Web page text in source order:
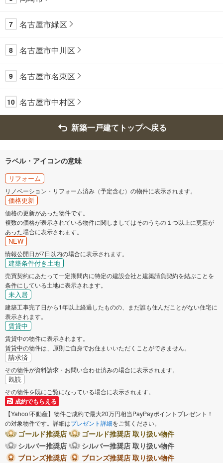
7 名古屋市緑区
8 名古屋市中川区
9 名古屋市名東区
10 名古屋市中村区
新築一戸建てトップへ戻る
ラベル・アイコンの意味
リフォーム
リノベーション・リフォーム済み（予定含む）の物件に表示されます。
価格更新
価格の更新があった物件です。
複数の価格が表示されている物件に関しましてはそのうちの１つ以上に更新が
あった場合に表示されます。
NEW
情報公開日が7日以内の場合に表示されます。
建築条件付き土地
売買契約にあたって一定期間内に特定の建設会社と建築請負契約を結ぶことを
条件にしている土地に表示されます。
未入居
建築工事完了日から1年以上経過したものの、まだ誰も住んだことがない住宅に
表示されます。
賃貸中
賃貸中の物件に表示されます。
賃貸中の物件は、原則ご自身でお住まいいただくことができません。
請求済
その物件が資料請求・お問い合わせ済みの場合に表示されます。
既読
その物件を既にご覧になっている場合に表示されます。
成約でもらえる
【Yahoo!不動産】物件ご成約で最大20万円相当PayPayポイントプレゼント！
の対象物件です。詳細はプレゼント詳細をご覧ください。
ゴールド推奨店
ゴールド推奨店 取り扱い物件
シルバー推奨店
シルバー推奨店 取り扱い物件
ブロンズ推奨店
ブロンズ推奨店 取り扱い物件